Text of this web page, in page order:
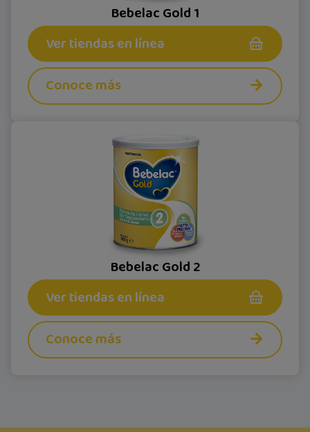
Bebelac Gold 1
Ver tiendas en línea
Conoce más
Bebelac Gold 2
Ver tiendas en línea
Conoce más